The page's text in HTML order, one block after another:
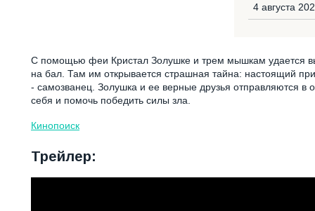
4 августа
С помощью феи Кристал Золушке и трем мышкам удается
на бал. Там им открывается страшная тайна: настоящий
- самозванец. Золушка и ее верные друзья отправляются
себя и помочь победить силы зла.
Кинопоиск
Трейлер: